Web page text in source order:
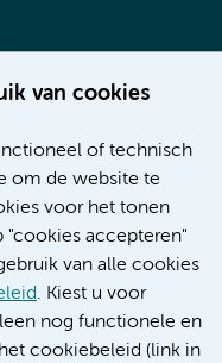
van cookies
of technisch
om de website te
voor het tonen
"cookies accepteren"
van alle cookies
. Kiest u voor
nog functionele en
cookiebeleid (link in